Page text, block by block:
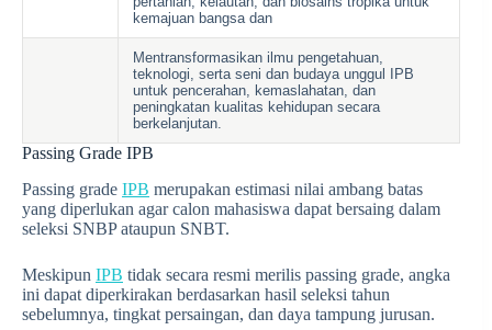
kemajuan bangsa dan
Mentransformasikan ilmu pengetahuan,
teknologi, serta seni dan budaya unggul IPB
untuk pencerahan, kemaslahatan, dan
peningkatan kualitas kehidupan secara
berkelanjutan.
Passing Grade IPB
Passing grade IPB merupakan estimasi nilai ambang batas
yang diperlukan agar calon mahasiswa dapat bersaing dalam
seleksi SNBP ataupun SNBT.
Meskipun IPB tidak secara resmi merilis passing grade, angka
ini dapat diperkirakan berdasarkan hasil seleksi tahun
sebelumnya, tingkat persaingan, dan daya tampung jurusan.